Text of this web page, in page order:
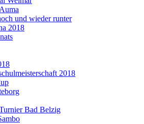
und wieder runter
2018
2018
Bad Belzig